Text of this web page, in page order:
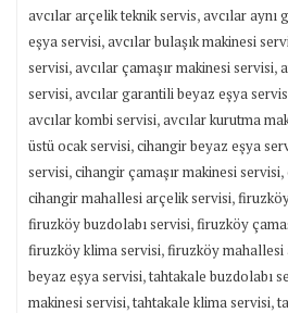
avcılar arçelik teknik servis,avcılar aynı
eşya servisi,avcılar bulaşık makinesi
servisi,avcılar çamaşır makinesi servisi,
servisi,avcılar garantili beyaz eşya
avcılar kombi servisi,avcılar kurutma
üstü ocak servisi,cihangir beyaz eşya
servisi,cihangir çamaşır makinesi servisi,
cihangir mahallesi arçelik servisi,
firuzköy buzdolabı servisi,firuzköy
firuzköy klima servisi,firuzköy mahallesi
beyaz eşya servisi,tahtakale buzdolabı
makinesi servisi,tahtakale klima servisi,